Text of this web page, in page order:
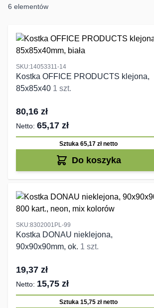
6 elementów
SKU:14053311-14
Kostka OFFICE PRODUCTS klejona,
85x85x40 1 szt.
80,16 zł
65,17 zł
Sztuka 65,17 złnetto
Do koszyka
SKU:8302001PL-99
Kostka DONAU nieklejona,
90x90x90mm, ok. 1 szt.
19,37 zł
15,75 zł
Sztuka 15,75 złnetto